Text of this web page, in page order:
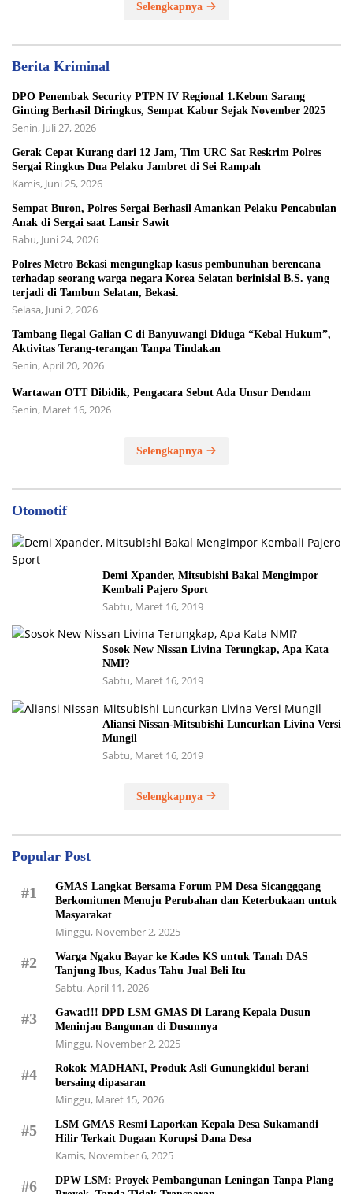
Selengkapnya
Berita Kriminal
DPO Penembak Security PTPN IV Regional 1.Kebun Sarang
Ginting Berhasil Diringkus, Sempat Kabur Sejak November 2025
Senin, Juli 27, 2026
Gerak Cepat Kurang dari 12 Jam, Tim URC Sat Reskrim Polres
Sergai Ringkus Dua Pelaku Jambret di Sei Rampah
Kamis, Juni 25, 2026
Sempat Buron, Polres Sergai Berhasil Amankan Pelaku Pencabulan
Anak di Sergai saat Lansir Sawit
Rabu, Juni 24, 2026
Polres Metro Bekasi mengungkap kasus pembunuhan berencana
terhadap seorang warga negara Korea Selatan berinisial B.S. yang
terjadi di Tambun Selatan, Bekasi.
Selasa, Juni 2, 2026
Tambang Ilegal Galian C di Banyuwangi Diduga “Kebal Hukum”,
Aktivitas Terang-terangan Tanpa Tindakan
Senin, April 20, 2026
Wartawan OTT Dibidik, Pengacara Sebut Ada Unsur Dendam
Senin, Maret 16, 2026
Selengkapnya
Otomotif
Demi Xpander, Mitsubishi Bakal Mengimpor
Kembali Pajero Sport
Sabtu, Maret 16, 2019
Sosok New Nissan Livina Terungkap, Apa Kata
NMI?
Sabtu, Maret 16, 2019
Aliansi Nissan-Mitsubishi Luncurkan Livina Versi
Mungil
Sabtu, Maret 16, 2019
Selengkapnya
Popular Post
#1
GMAS Langkat Bersama Forum PM Desa Sicangggang
Berkomitmen Menuju Perubahan dan Keterbukaan untuk
Masyarakat
Minggu, November 2, 2025
#2
Warga Ngaku Bayar ke Kades KS untuk Tanah DAS
Tanjung Ibus, Kadus Tahu Jual Beli Itu
Sabtu, April 11, 2026
#3
Gawat!!! DPD LSM GMAS Di Larang Kepala Dusun
Meninjau Bangunan di Dusunnya
Minggu, November 2, 2025
#4
Rokok MADHANI, Produk Asli Gunungkidul berani
bersaing dipasaran
Minggu, Maret 15, 2026
#5
LSM GMAS Resmi Laporkan Kepala Desa Sukamandi
Hilir Terkait Dugaan Korupsi Dana Desa
Kamis, November 6, 2025
#6
DPW LSM: Proyek Pembangunan Leningan Tanpa Plang